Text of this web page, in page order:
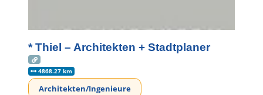
* Thiel – Architekten + Stadtplaner
4868.27 km
Architekten/Ingenieure